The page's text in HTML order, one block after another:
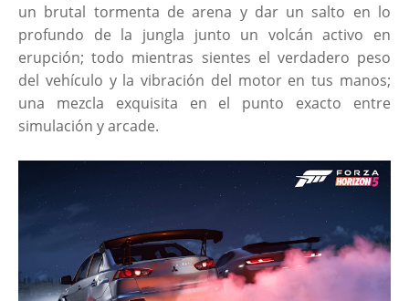
un brutal tormenta de arena y dar un salto en lo
profundo de la jungla junto un volcán activo en
erupción; todo mientras sientes el verdadero peso
del vehículo y la vibración del motor en tus manos;
una mezcla exquisita en el punto exacto entre
simulación y arcade.